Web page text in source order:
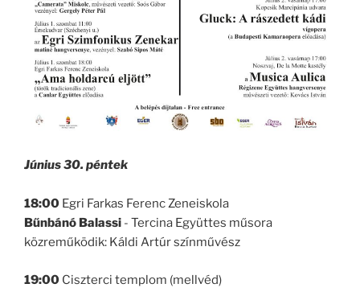
Június 30. péntek
18:00 Egri Farkas Ferenc Zeneiskola
Bűnbánó Balassi - Tercina Együttes műsora
közreműködik: Káldi Artúr színművész
19:00 Ciszterci templom (mellvéd)